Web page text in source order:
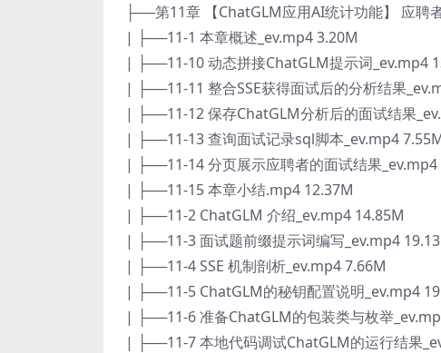
├──第11章 【ChatGLM应用AI统计功能】 应聘
| ├──11-1 本章概述_ev.mp4 3.20M
| ├──11-10 动态拼接ChatGLM提示词_ev.mp4
| ├──11-11 整合SSE获得面试后的分析结果
| ├──11-12 保存ChatGLM分析后的面试结果
| ├──11-13 查询面试记录sql脚本_ev.mp4
| ├──11-14 分页展示应聘者的面试结果_ev.mp4
| ├──11-15 本章小结.mp4 12.37M
| ├──11-2 ChatGLM 介绍_ev.mp4 14.85M
| ├──11-3 面试题前缀提示词编写_ev.mp4
| ├──11-4 SSE 机制剖析_ev.mp4 7.66M
| ├──11-5 ChatGLM的秘钥配置说明_ev.mp4
| ├──11-6 准备ChatGLM的包装类与枚举
| ├──11-7 本地代码调试ChatGLM的运行结果